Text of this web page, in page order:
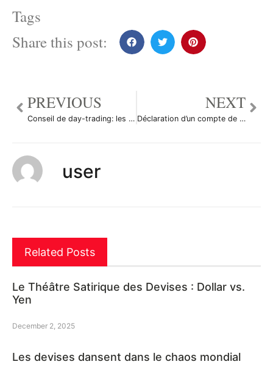
Tags
Share this post:
PREVIOUS
Conseil de day-trading: les petits comptes
NEXT
Déclaration d’un compte de trading à l’étranger
user
Related Posts
Le Théâtre Satirique des Devises : Dollar vs.
Yen
December 2, 2025
Les devises dansent dans le chaos mondial